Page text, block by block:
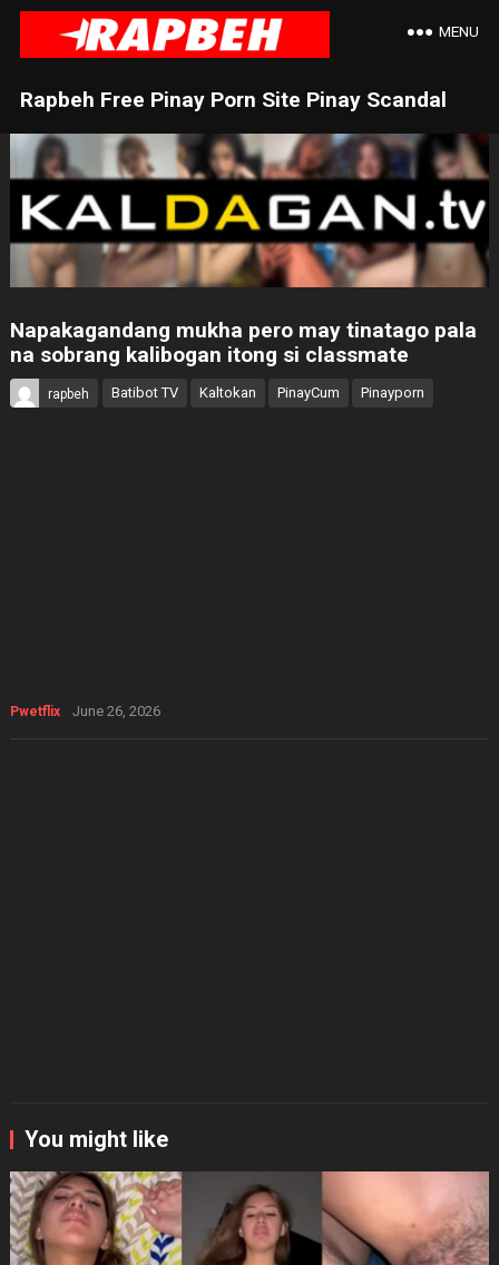
Rapbeh Free Pinay Porn Site Pinay Scandal
MENU
Napakagandang mukha pero may tinatago pala
na sobrang kalibogan itong si classmate
rapbeh Batibot TV Kaltokan PinayCum Pinayporn
Pwetflix June 26, 2026
You might like